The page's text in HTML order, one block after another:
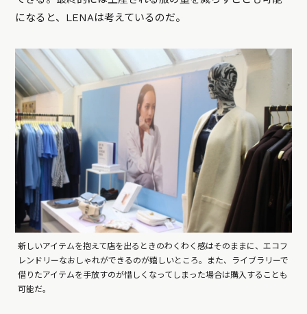
になると、LENAは考えているのだ。
新しいアイテムを抱えて店を出るときのわくわく感はそのままに、エコフ
レンドリーなおしゃれができるのが嬉しいところ。また、ライブラリーで
借りたアイテムを手放すのが惜しくなってしまった場合は購入することも
可能だ。